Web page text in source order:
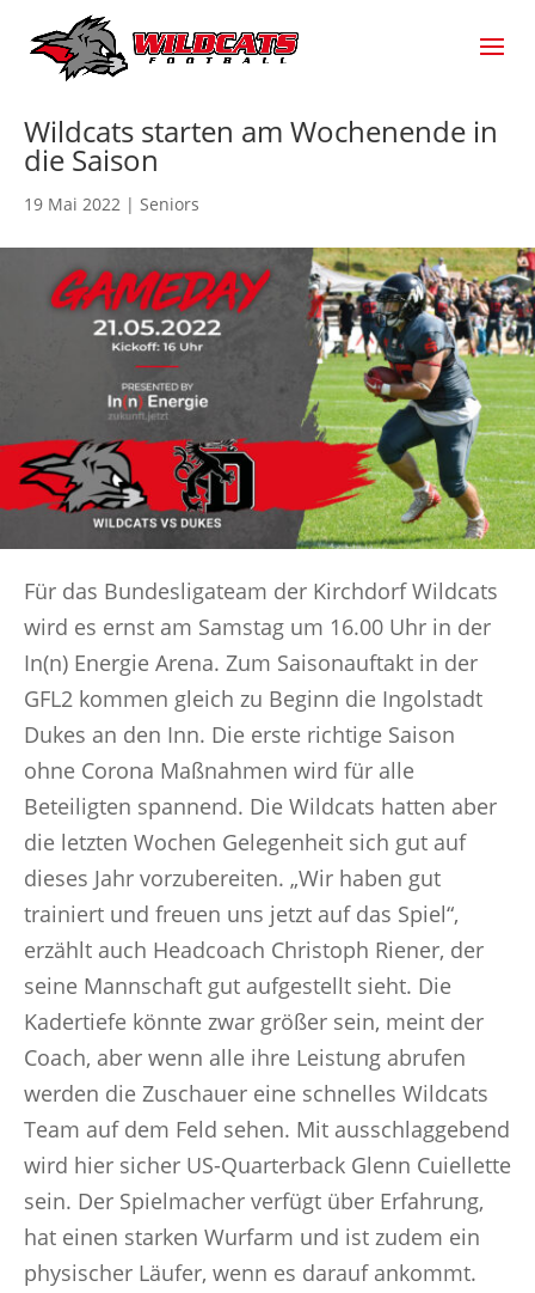
Wildcats starten am Wochenende in
die Saison
19 Mai 2022 | Seniors
Für das Bundesligateam der Kirchdorf Wildcats
wird es ernst am Samstag um 16.00 Uhr in der
In(n) Energie Arena. Zum Saisonauftakt in der
GFL2 kommen gleich zu Beginn die Ingolstadt
Dukes an den Inn. Die erste richtige Saison
ohne Corona Maßnahmen wird für alle
Beteiligten spannend. Die Wildcats hatten aber
die letzten Wochen Gelegenheit sich gut auf
dieses Jahr vorzubereiten. „Wir haben gut
trainiert und freuen uns jetzt auf das Spiel“,
erzählt auch Headcoach Christoph Riener, der
seine Mannschaft gut aufgestellt sieht. Die
Kadertiefe könnte zwar größer sein, meint der
Coach, aber wenn alle ihre Leistung abrufen
werden die Zuschauer eine schnelles Wildcats
Team auf dem Feld sehen. Mit ausschlaggebend
wird hier sicher US-Quarterback Glenn Cuiellette
sein. Der Spielmacher verfügt über Erfahrung,
hat einen starken Wurfarm und ist zudem ein
physischer Läufer, wenn es darauf ankommt.